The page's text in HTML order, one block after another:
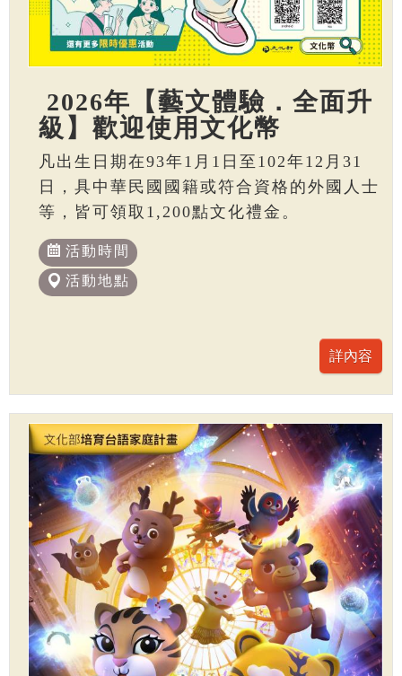
2026年【藝文體驗．全面升
級】歡迎使用文化幣
凡出生日期在93年1月1日至102年12月31
日，具中華民國國籍或符合資格的外國人士
等，皆可領取1,200點文化禮金。
活動時間
活動地點